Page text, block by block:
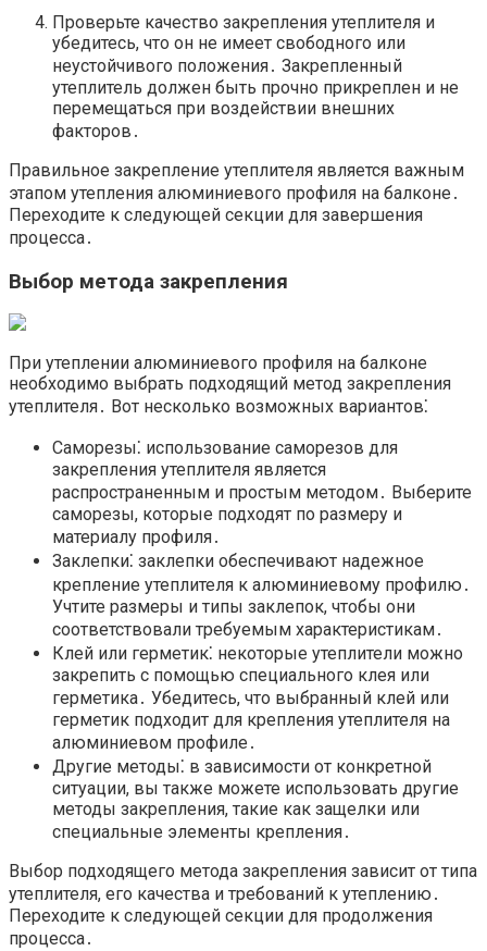
Проверьте качество закрепления утеплителя и
убедитесь, что он не имеет свободного или
неустойчивого положения․ Закрепленный
утеплитель должен быть прочно прикреплен и не
перемещаться при воздействии внешних
факторов․
Правильное закрепление утеплителя является важным
этапом утепления алюминиевого профиля на балконе․
Переходите к следующей секции для завершения
процесса․
Выбор метода закрепления
При утеплении алюминиевого профиля на балконе
необходимо выбрать подходящий метод закрепления
утеплителя․ Вот несколько возможных вариантов⁚
Саморезы⁚ использование саморезов для
закрепления утеплителя является
распространенным и простым методом․ Выберите
саморезы, которые подходят по размеру и
материалу профиля․
Заклепки⁚ заклепки обеспечивают надежное
крепление утеплителя к алюминиевому профилю․
Учтите размеры и типы заклепок, чтобы они
соответствовали требуемым характеристикам․
Клей или герметик⁚ некоторые утеплители можно
закрепить с помощью специального клея или
герметика․ Убедитесь, что выбранный клей или
герметик подходит для крепления утеплителя на
алюминиевом профиле․
Другие методы⁚ в зависимости от конкретной
ситуации, вы также можете использовать другие
методы закрепления, такие как защелки или
специальные элементы крепления․
Выбор подходящего метода закрепления зависит от типа
утеплителя, его качества и требований к утеплению․
Переходите к следующей секции для продолжения
процесса․